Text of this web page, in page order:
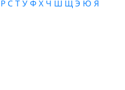
Р С Т У Ф Х Ч Ш Щ Э Ю Я